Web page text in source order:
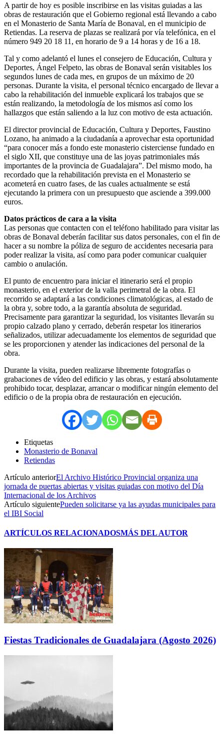
A partir de hoy es posible inscribirse en las visitas guiadas a las
obras de restauración que el Gobierno regional está llevando a cabo
en el Monasterio de Santa María de Bonaval, en el municipio de
Retiendas. La reserva de plazas se realizará por vía telefónica, en el
número 949 20 18 11, en horario de 9 a 14 horas y de 16 a 18.
Tal y como adelantó el lunes el consejero de Educación, Cultura y
Deportes, Ángel Felpeto, las obras de Bonaval serán visitables los
segundos lunes de cada mes, en grupos de un máximo de 20
personas. Durante la visita, el personal técnico encargado de llevar a
cabo la rehabilitación del inmueble explicará los trabajos que se
están realizando, la metodología de los mismos así como los
hallazgos que están saliendo a la luz con motivo de esta actuación.
El director provincial de Educación, Cultura y Deportes, Faustino
Lozano, ha animado a la ciudadanía a aprovechar esta oportunidad
“para conocer más a fondo este monasterio cisterciense fundado en
el siglo XII, que constituye una de las joyas patrimoniales más
importantes de la provincia de Guadalajara”. Del mismo modo, ha
recordado que la rehabilitación prevista en el Monasterio se
acometerá en cuatro fases, de las cuales actualmente se está
ejecutando la primera con un presupuesto que asciende a 399.000
euros.
Datos prácticos de cara a la visita
Las personas que contacten con el teléfono habilitado para visitar las
obras de Bonaval deberán facilitar sus datos personales, con el fin de
hacer a su nombre la póliza de seguro de accidentes necesaria para
poder realizar la visita, así como para poder comunicar cualquier
cambio o anulación.
El punto de encuentro para iniciar el itinerario será el propio
monasterio, en el exterior de la valla perimetral de la obra. El
recorrido se adaptará a las condiciones climatológicas, al estado de
la obra y, sobre todo, a la garantía absoluta de seguridad.
Precisamente para garantizar la seguridad, los visitantes llevarán su
propio calzado plano y cerrado, deberán respetar los itinerarios
señalizados, utilizar adecuadamente los elementos de seguridad que
se les proporcionen y atender las indicaciones del personal de la
obra.
Durante la visita, pueden realizarse libremente fotografías o
grabaciones de vídeo del edificio y las obras, y estará absolutamente
prohibido tocar, desplazar, arrancar o modificar ningún elemento del
edificio o de la propia obra de restauración en ejecución.
Etiquetas
Monasterio de Bonaval
Retiendas
Artículo anteriorEl Archivo Histórico Provincial organiza una
jornada de puertas abiertas y visitas guiadas con motivo del Día
Internacional de los Archivos
Artículo siguientePueden solicitarse ya las ayudas municipales para
el IBI Social
ARTÍCULOS RELACIONADOSMÁS DEL AUTOR
Fiestas Tradicionales de Guadalajara (Agosto 2026)